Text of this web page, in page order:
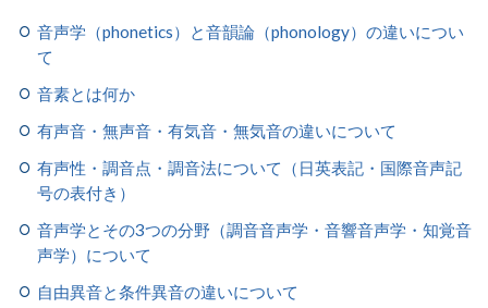
音声学（phonetics）と音韻論（phonology）の違いについ
て
音素とは何か
有声音・無声音・有気音・無気音の違いについて
有声性・調音点・調音法について（日英表記・国際音声記
号の表付き）
音声学とその3つの分野（調音音声学・音響音声学・知覚音
声学）について
自由異音と条件異音の違いについて